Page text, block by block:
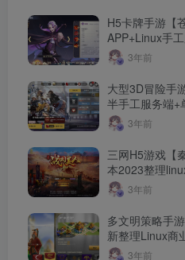
H5卡牌手游【
APP+Linux手工
3年前
大型3D冒险手
半手工服务端+
+游戏前后端源
3年前
三网H5游戏【
本2023整理
+简易安卓
3年前
多文明策略手
新整理Linux商
+运营后台+详
3年前